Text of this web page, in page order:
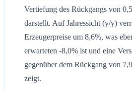
Vertiefung des Rückgangs von
darstellt. Auf Jahressicht (y/y)
Erzeugerpreise um 8,6%, was
erwarteten -8,0% ist und eine
gegenüber dem Rückgang von
zeigt.